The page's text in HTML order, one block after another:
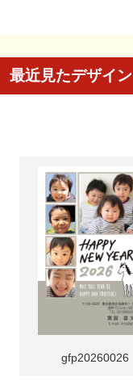
最近見たデザイン
gfp20260026